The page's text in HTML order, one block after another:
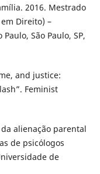
2016. Mestrado
Direito) –
São Paulo, SP,
and justice:
Feminist
alienação parental
de psicólogos
de